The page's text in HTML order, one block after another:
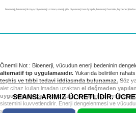
bioenerji, bioenerji konya, biyoenerji uzmanı, enerji şifa, biyoenerji nasıl yapılır, bioenerji hastalık, biyoenerji
SEANSLARIMIZ ÜCRETLİDİR.
Önemli Not : Bioenerji, vücudun enerji bedeninin
alternatif tıp uygulamasıdır. Yukarıda belirtilen
teşhis ve tıbbi tedavi iddiasında bulunamaz. Söz
alet cihaz kullanılmadan uzaktan el değmeden
uygulamadır.Bioenerji seansı vücudun sistem
sistemini kuvvetlendirir. Enerji dengelenmesi ve
sağlıklı sistemini yeniden kurar. Tıbbi tedavi ve